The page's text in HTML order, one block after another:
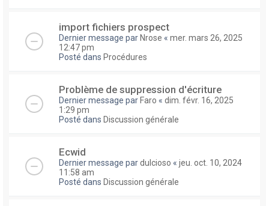
import fichiers prospect
Dernier message par Nrose « mer. mars 26, 2025
12:47 pm
Posté dans Procédures
Problème de suppression d'écriture
Dernier message par Faro « dim. févr. 16, 2025
1:29 pm
Posté dans Discussion générale
Ecwid
Dernier message pardulcioso « jeu. oct. 10, 2024
11:58 am
Posté dans Discussion générale